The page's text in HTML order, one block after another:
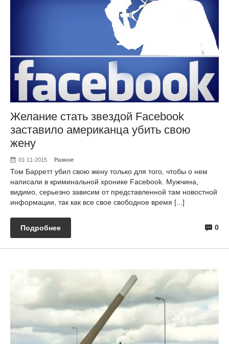
Желание стать звездой Facebook
заставило американца убить свою
жену
01-11-2015 Разное
Том Барретт убил свою жену только для того, чтобы о нем
написали в криминальной хронике Facebook. Мужчина,
видимо, серьезно зависим от представленной там новостной
информации, так как все свое свободное время [...]
0
Подробнее